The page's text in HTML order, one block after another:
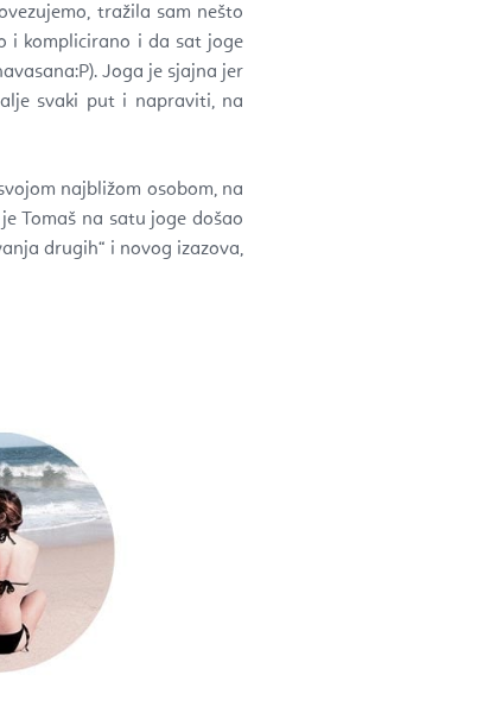
tražila sam nešto
i komplicirano i da sat joge
Joga je sjajna jer
svaki put i napraviti, na
najbližom osobom, na
Tomaš na satu joge došao
drugih“ i novog izazova,